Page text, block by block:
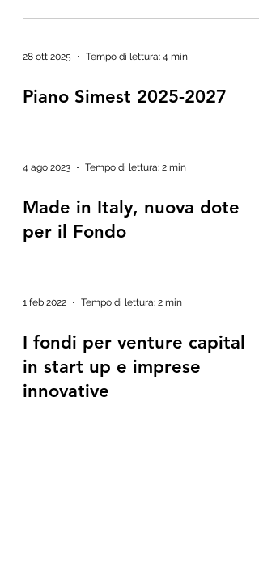
28 ott 2025 Tempo di lettura: 4 min
Piano Simest 2025-2027
4 ago 2023 Tempo di lettura: 2 min
Made in Italy, nuova dote
per il Fondo
1 feb 2022 Tempo di lettura: 2 min
I fondi per venture capital
in start up e imprese
innovative